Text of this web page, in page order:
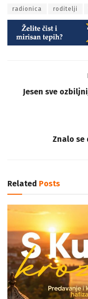
radionica roditelji
Jesen sve
Znalo se
Related Posts